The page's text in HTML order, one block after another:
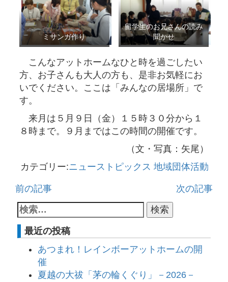
ミサンガ作り
留学生のお兄さんの読み
聞かせ
こんなアットホームなひと時を過ごしたい
方、お子さんも大人の方も、是非お気軽にお
いでください。ここは「みんなの居場所」で
す。
来月は５月９日（金）１５時３０分から１
８時まで。９月まではこの時間の開催です。
（文・写真：矢尾）
カテゴリー:ニューストピックス 地域団体活動
前の記事 次の記事
最近の投稿
あつまれ！レインボーアットホームの開
催
夏越の大祓「茅の輪くぐり」－2026－